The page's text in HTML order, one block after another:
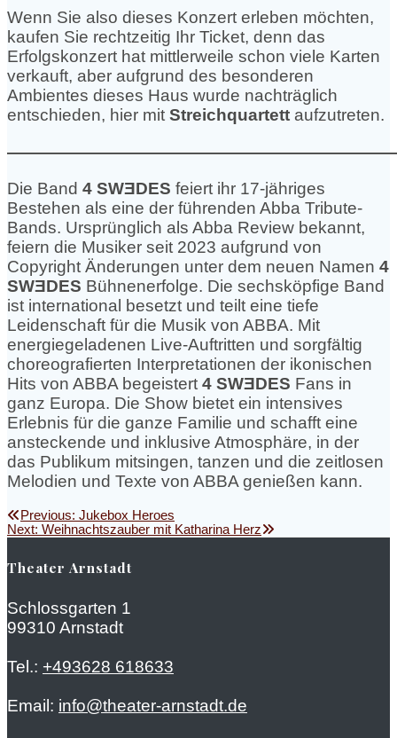
Wenn Sie also dieses Konzert erleben möchten,
kaufen Sie rechtzeitig Ihr Ticket, denn das
Erfolgskonzert hat mittlerweile schon viele Karten
verkauft, aber aufgrund des besonderen
Ambientes dieses Haus wurde nachträglich
entschieden, hier mit Streichquartett aufzutreten.
Die Band 4 SWƎDES feiert ihr 17-jähriges
Bestehen als eine der führenden Abba Tribute-
Bands. Ursprünglich als Abba Review bekannt,
feiern die Musiker seit 2023 aufgrund von
Copyright Änderungen unter dem neuen Namen 4
SWƎDES Bühnenerfolge. Die sechsköpfige Band
ist international besetzt und teilt eine tiefe
Leidenschaft für die Musik von ABBA. Mit
energiegeladenen Live-Auftritten und sorgfältig
choreografierten Interpretationen der ikonischen
Hits von ABBA begeistert 4 SWƎDES Fans in
ganz Europa. Die Show bietet ein intensives
Erlebnis für die ganze Familie und schafft eine
ansteckende und inklusive Atmosphäre, in der
das Publikum mitsingen, tanzen und die zeitlosen
Melodien und Texte von ABBA genießen kann.
Beitragsnavigation
Previous: Previous
post:
Jukebox Heroes
Next: Next
Weihnachtszauber mit Katharina Herz
Theater Arnstadt
Schlossgarten 1
99310 Arnstadt
Tel.: +493628 618633
Email: info@theater-arnstadt.de